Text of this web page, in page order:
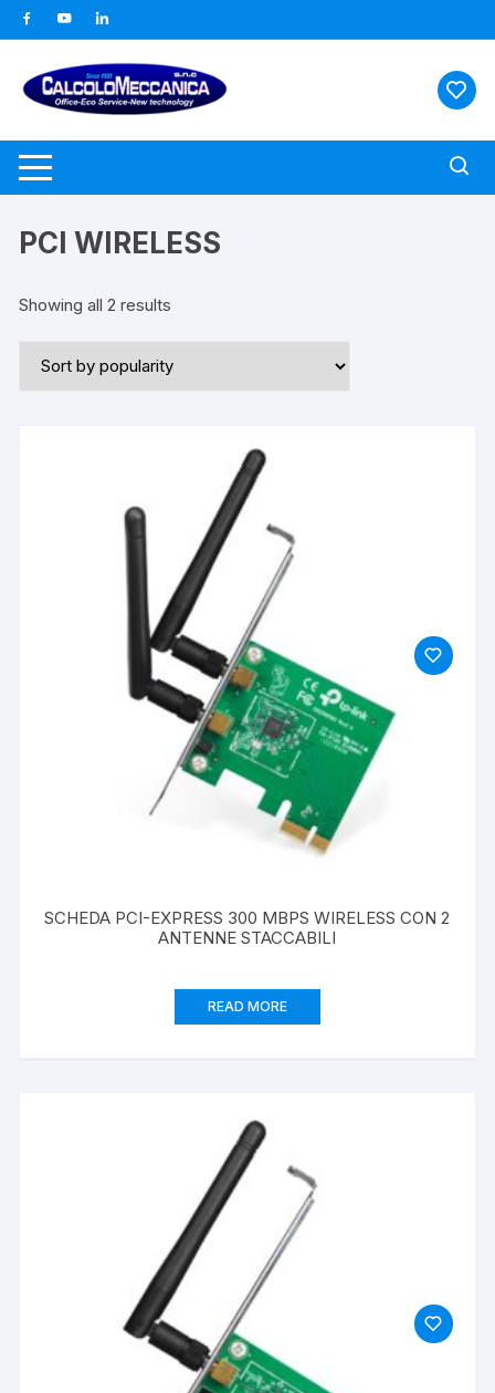
al
contenuto
PCI WIRELESS
Showing all 2 results
SCHEDA PCI-EXPRESS 300 MBPS WIRELESS CON 2
ANTENNE STACCABILI
READ MORE